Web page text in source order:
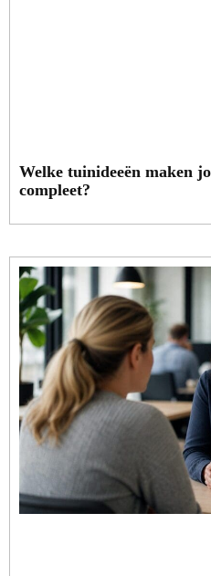
Welke tuinideeën maken
compleet?